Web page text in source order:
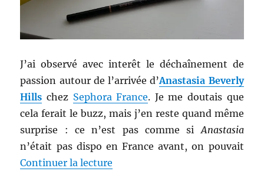
J’ai observé avec interêt le déchaînement de
passion autour de l’arrivée d’Anastasia Beverly
Hills chez Sephora France. Je me doutais que
cela ferait le buzz, mais j’en reste quand même
surprise : ce n’est pas comme si Anastasia
n’était pas dispo en France avant, on pouvait
Continuer la lecture